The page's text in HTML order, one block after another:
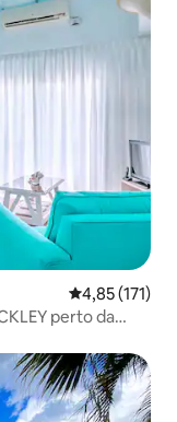
Classificação
4,85 (171)
perto da